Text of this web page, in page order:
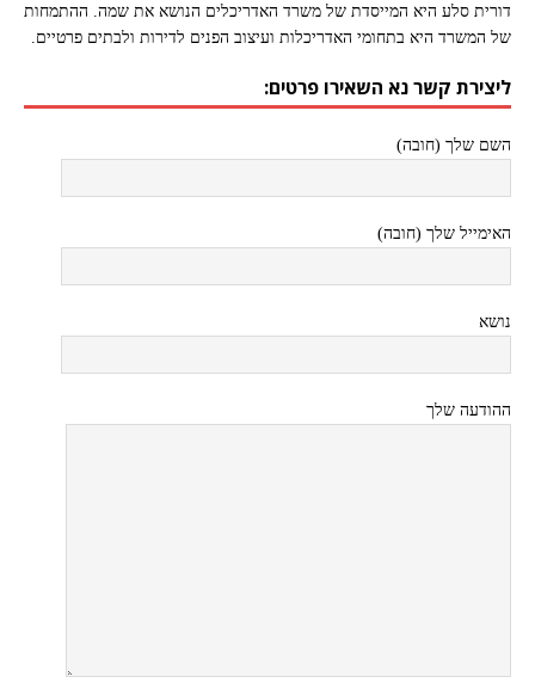
דורית סלע היא המייסדת של משרד האדריכלים הנושא את שמה. ההתמחות
של המשרד היא בתחומי האדריכלות ועיצוב הפנים לדירות ולבתים פרטיים.
ליצירת קשר נא השאירו פרטים:
השם שלך (חובה)
האימייל שלך (חובה)
נושא
ההודעה שלך